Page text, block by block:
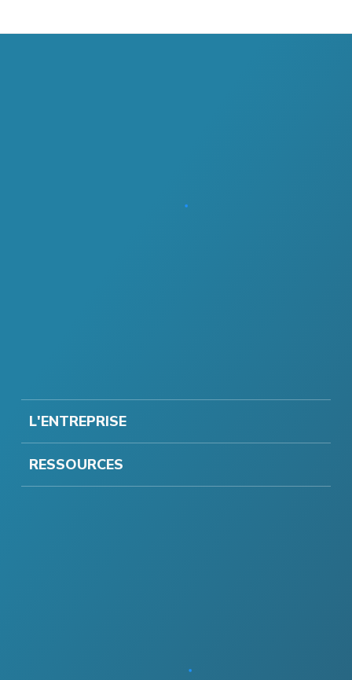
L'ENTREPRISE
RESSOURCES